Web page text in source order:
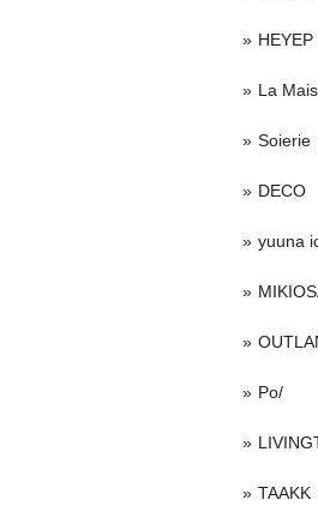
HEYEP
La
Soierie
DECO
yuuna
Po/
TAAKK